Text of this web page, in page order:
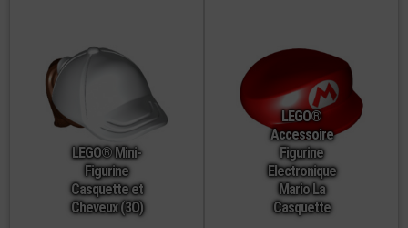
LEGO® Mini-
Figurine
Casquette et
Cheveux (3O)
LEGO®
Accessoire
Figurine
Electronique
Mario La
Casquette